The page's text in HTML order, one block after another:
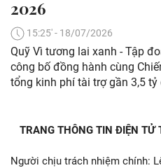
2026
15:25' - 18/07/2026
Quỹ Vì tương lai xanh - Tập
công bố đồng hành cùng
tổng kinh phí tài trợ gần 3,5 tỷ
TRANG THÔNG TIN ĐIỆN TỬ
Người chịu trách nhiệm chính: